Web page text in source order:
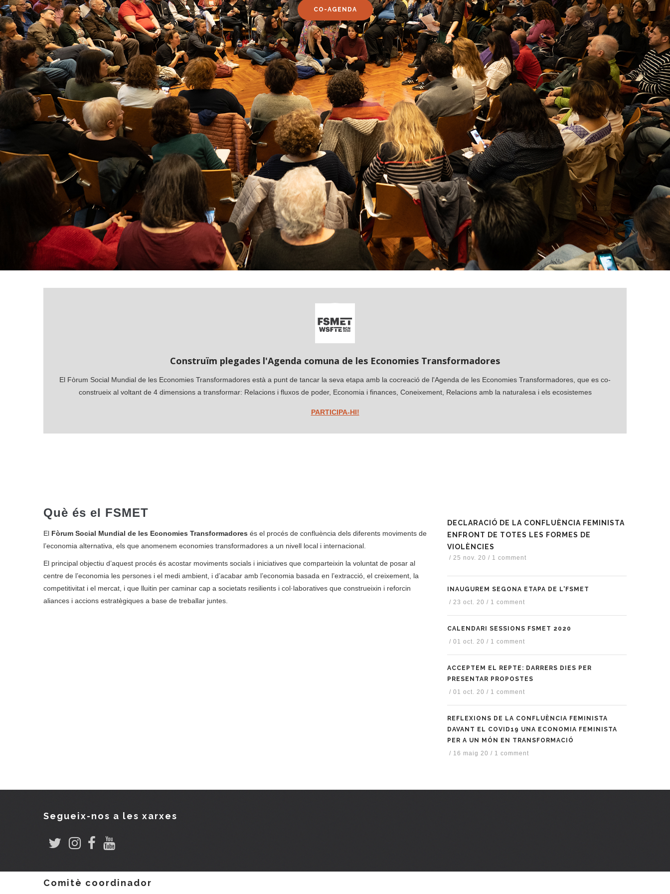
CO-AGENDA
Construïm plegades l'Agenda comuna de les Economies Transformadores
El Fòrum Social Mundial de les Economies Transformadores està a punt de tancar la seva etapa amb la cocreació de l'Agenda de les Economies Transformadores, que es co-
construeix al voltant de 4 dimensions a transformar: Relacions i fluxos de poder, Economia i finances, Coneixement, Relacions amb la naturalesa i els ecosistemes
PARTICIPA-HI!
Què és el FSMET
El Fòrum Social Mundial de les Economies Transformadores és el procés de confluència dels diferents moviments de
l’economia alternativa, els que anomenem economies transformadores a un nivell local i internacional.
El principal objectiu d’aquest procés és acostar moviments socials i iniciatives que comparteixin la voluntat de posar al
centre de l’economia les persones i el medi ambient, i d’acabar amb l’economia basada en l’extracció, el creixement, la
competitivitat i el mercat, i que lluitin per caminar cap a societats resilients i col·laboratives que construeixin i reforcin
aliances i accions estratègiques a base de treballar juntes.
DECLARACIÓ DE LA CONFLUÈNCIA FEMINISTA
ENFRONT DE TOTES LES FORMES DE
VIOLÈNCIES
/ 25 nov. 20 / 1 comment
INAUGUREM SEGONA ETAPA DE L'FSMET
/ 23 oct. 20 / 1 comment
CALENDARI SESSIONS FSMET 2020
/ 01 oct. 20 / 1 comment
ACCEPTEM EL REPTE: DARRERS DIES PER
PRESENTAR PROPOSTES
/ 01 oct. 20 / 1 comment
REFLEXIONS DE LA CONFLUÈNCIA FEMINISTA
DAVANT EL COVID19 UNA ECONOMIA FEMINISTA
PER A UN MÓN EN TRANSFORMACIÓ
/ 16 maig 20 / 1 comment
Segueix-nos a les xarxes
Comitè coordinador